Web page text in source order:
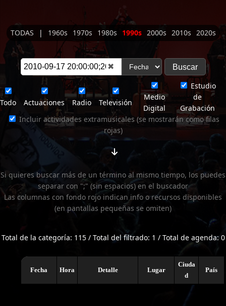
TODAS | 1960s 1970s 1980s 1990s 2000s 2010s 2020s
✖
Todo Actuaciones Radio Televisión
Medio
Digital
Estudio
de
Grabación
Incluir actividades extramusicales (se mostrarán como filas
rojas)
Si quieres buscar más de un término al mismo tiempo, los puedes
separar con ";" (sin espacios) en el buscador
Las columnas con fondo rojo indican info o recursos disponibles
(en pantallas pequeñas se omiten)
Total de la categoría: 115 / Total del filtrado: 1 / Total de agenda: 0
Fecha Hora Detalle Lugar
Ciuda
d
País